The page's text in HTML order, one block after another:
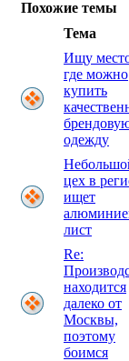
Похожие темы
Тема
Ищу
где можно
купить
одежду
цех в
ищет
лист
Re:
находится
далеко от
Москвы,
поэтому
боимся